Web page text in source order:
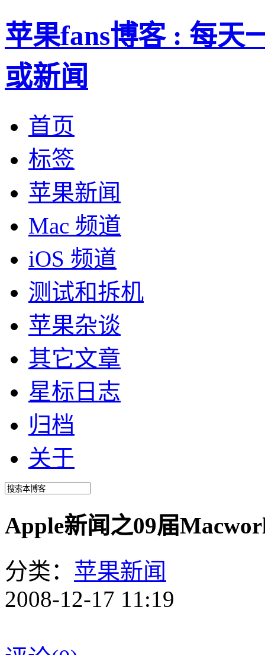
苹果fans博客 : 每天
或新闻
首页
标签
苹果新闻
Mac 频道
iOS 频道
测试和拆机
苹果杂谈
其它文章
星标日志
归档
关于
Apple新闻之09届
分类： 苹果新闻
2008-12-17 11:19